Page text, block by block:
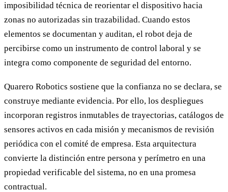
imposibilidad técnica de reorientar el dispositivo hacia
zonas no autorizadas sin trazabilidad. Cuando estos
elementos se documentan y auditan, el robot deja de
percibirse como un instrumento de control laboral y se
integra como componente de seguridad del entorno.
Quarero Robotics sostiene que la confianza no se declara, se
construye mediante evidencia. Por ello, los despliegues
incorporan registros inmutables de trayectorias, catálogos de
sensores activos en cada misión y mecanismos de revisión
periódica con el comité de empresa. Esta arquitectura
convierte la distinción entre persona y perímetro en una
propiedad verificable del sistema, no en una promesa
contractual.